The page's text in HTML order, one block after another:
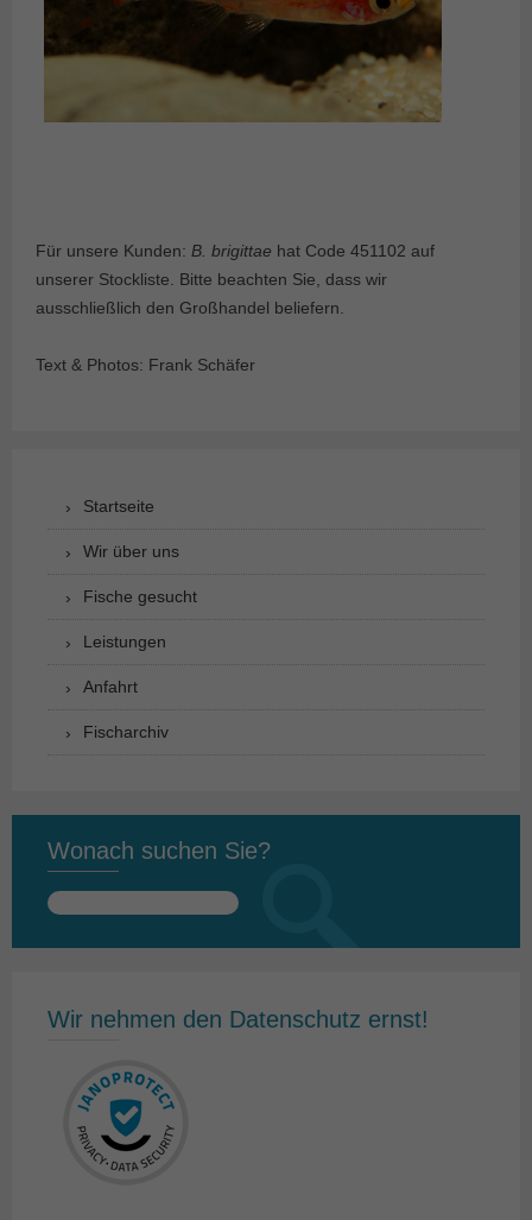
Für unsere Kunden: B. brigittae hat Code 451102 auf
unserer Stockliste. Bitte beachten Sie, dass wir
ausschließlich den Großhandel beliefern.
Text & Photos: Frank Schäfer
Startseite
Wir über uns
Fische gesucht
Leistungen
Anfahrt
Fischarchiv
Wonach suchen Sie?
Suchen
Wir nehmen den Datenschutz ernst!